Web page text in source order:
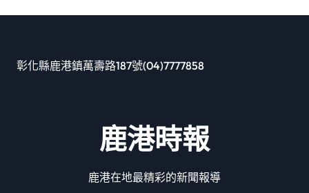
彰化縣鹿港鎮萬壽路187號(04)7777858
鹿港時報
鹿港在地最精彩的新聞報導